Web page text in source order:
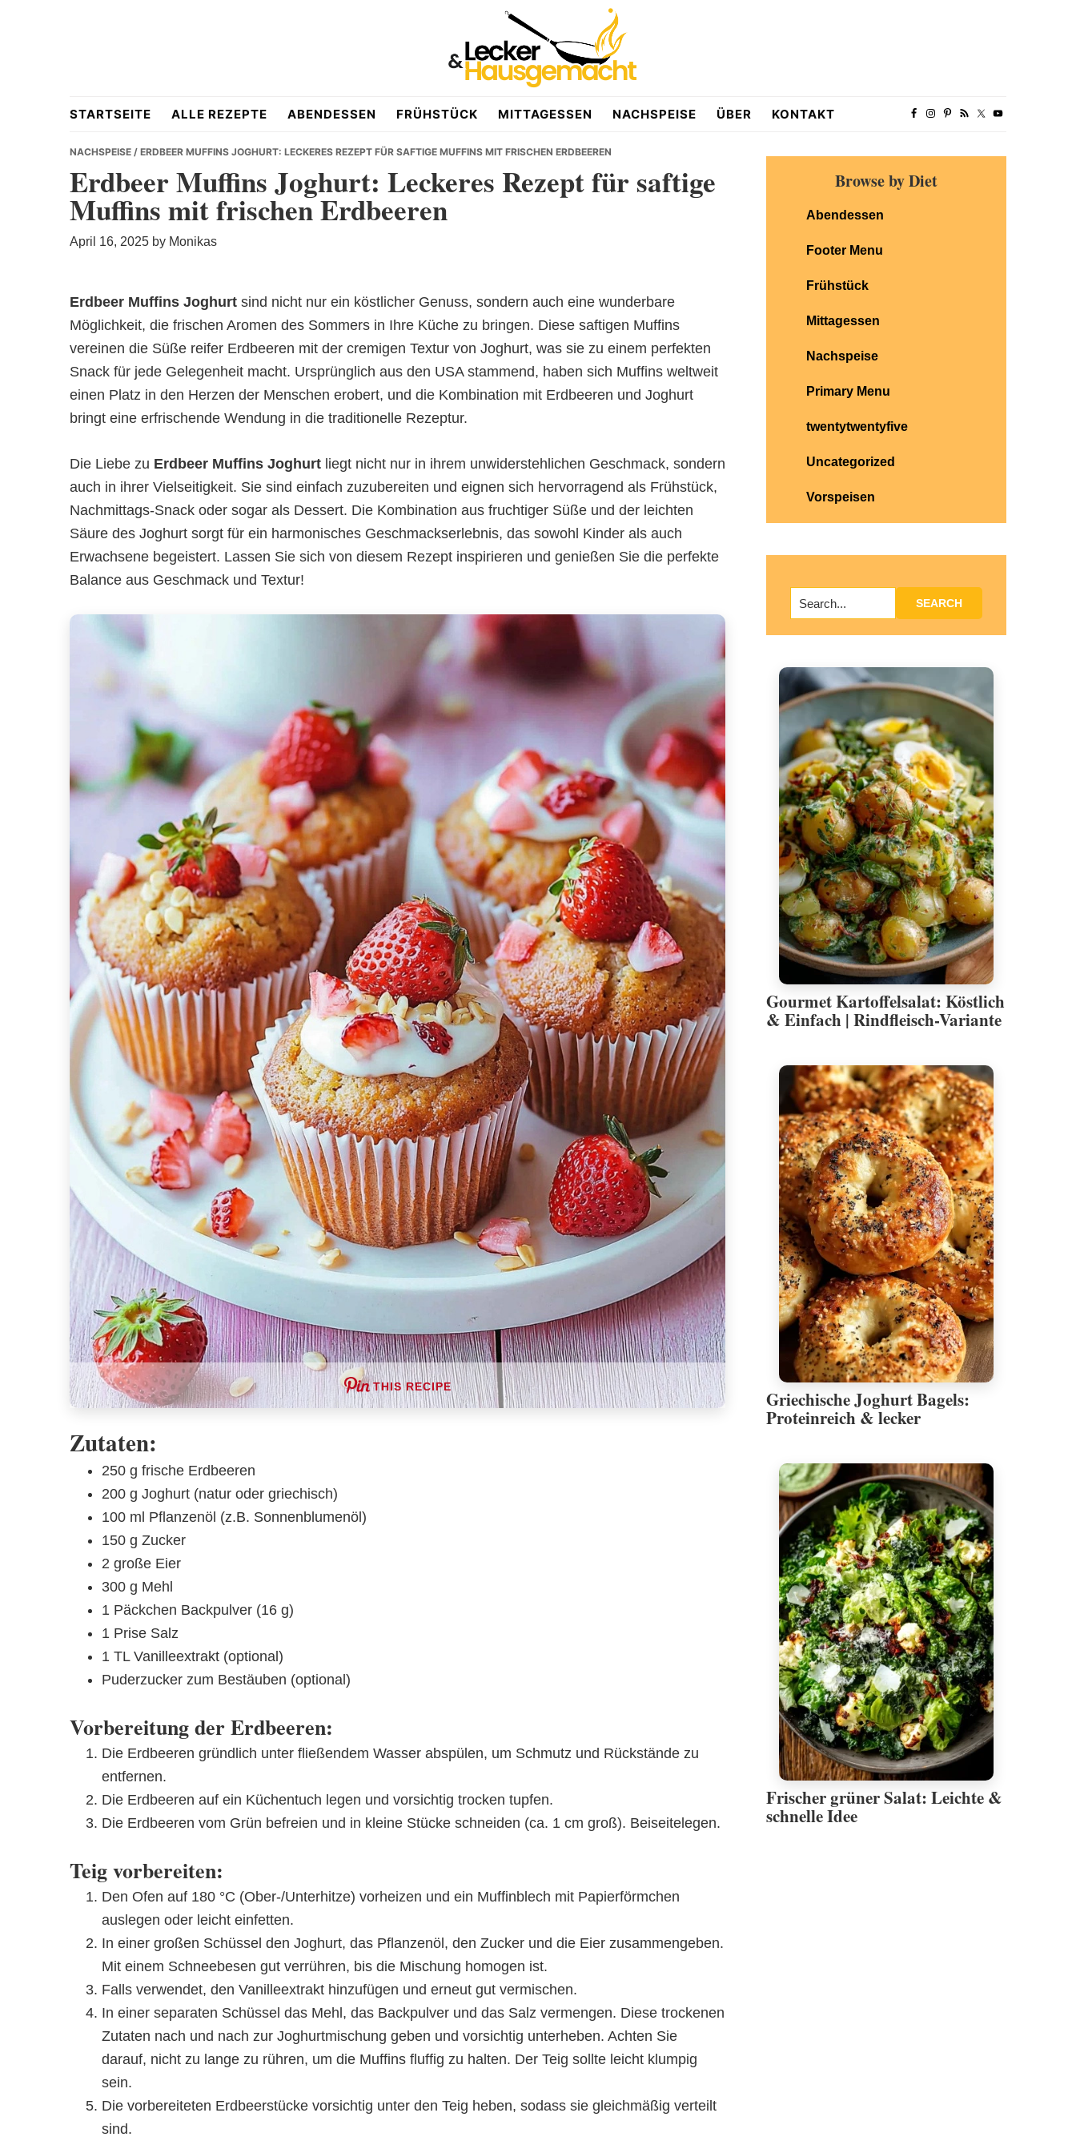
Hausgemacht
&
Lecker
STARTSEITE ALLE REZEPTE ABENDESSEN FRÜHSTÜCK MITTAGESSEN NACHSPEISE ÜBER KONTAKT
NACHSPEISE / ERDBEER MUFFINS JOGHURT: LECKERES REZEPT FÜR SAFTIGE MUFFINS MIT FRISCHEN ERDBEEREN
Erdbeer Muffins Joghurt: Leckeres Rezept für saftige
Muffins mit frischen Erdbeeren
April 16, 2025 by Monikas
Erdbeer Muffins Joghurt sind nicht nur ein köstlicher Genuss, sondern auch eine wunderbare
Möglichkeit, die frischen Aromen des Sommers in Ihre Küche zu bringen. Diese saftigen Muffins
vereinen die Süße reifer Erdbeeren mit der cremigen Textur von Joghurt, was sie zu einem perfekten
Snack für jede Gelegenheit macht. Ursprünglich aus den USA stammend, haben sich Muffins weltweit
einen Platz in den Herzen der Menschen erobert, und die Kombination mit Erdbeeren und Joghurt
bringt eine erfrischende Wendung in die traditionelle Rezeptur.
Die Liebe zu Erdbeer Muffins Joghurt liegt nicht nur in ihrem unwiderstehlichen Geschmack, sondern
auch in ihrer Vielseitigkeit. Sie sind einfach zuzubereiten und eignen sich hervorragend als Frühstück,
Nachmittags-Snack oder sogar als Dessert. Die Kombination aus fruchtiger Süße und der leichten
Säure des Joghurt sorgt für ein harmonisches Geschmackserlebnis, das sowohl Kinder als auch
Erwachsene begeistert. Lassen Sie sich von diesem Rezept inspirieren und genießen Sie die perfekte
Balance aus Geschmack und Textur!
THIS RECIPE
Zutaten:
250 g frische Erdbeeren
200 g Joghurt (natur oder griechisch)
100 ml Pflanzenöl (z.B. Sonnenblumenöl)
150 g Zucker
2 große Eier
300 g Mehl
1 Päckchen Backpulver (16 g)
1 Prise Salz
1 TL Vanilleextrakt (optional)
Puderzucker zum Bestäuben (optional)
Vorbereitung der Erdbeeren:
Die Erdbeeren gründlich unter fließendem Wasser abspülen, um Schmutz und Rückstände zu
entfernen.
Die Erdbeeren auf ein Küchentuch legen und vorsichtig trocken tupfen.
Die Erdbeeren vom Grün befreien und in kleine Stücke schneiden (ca. 1 cm groß). Beiseitelegen.
Teig vorbereiten:
Den Ofen auf 180 °C (Ober-/Unterhitze) vorheizen und ein Muffinblech mit Papierförmchen
auslegen oder leicht einfetten.
In einer großen Schüssel den Joghurt, das Pflanzenöl, den Zucker und die Eier zusammengeben.
Mit einem Schneebesen gut verrühren, bis die Mischung homogen ist.
Falls verwendet, den Vanilleextrakt hinzufügen und erneut gut vermischen.
In einer separaten Schüssel das Mehl, das Backpulver und das Salz vermengen. Diese trockenen
Zutaten nach und nach zur Joghurtmischung geben und vorsichtig unterheben. Achten Sie
darauf, nicht zu lange zu rühren, um die Muffins fluffig zu halten. Der Teig sollte leicht klumpig
sein.
Die vorbereiteten Erdbeerstücke vorsichtig unter den Teig heben, sodass sie gleichmäßig verteilt
sind.
Primary
SidebarBrowse by Diet
Abendessen
Footer Menu
Frühstück
Mittagessen
Nachspeise
Primary Menu
twentytwentyfive
Uncategorized
Vorspeisen
Gourmet Kartoffelsalat: Köstlich
& Einfach | Rindfleisch-Variante
Griechische Joghurt Bagels:
Proteinreich & lecker
Frischer grüner Salat: Leichte &
schnelle Idee